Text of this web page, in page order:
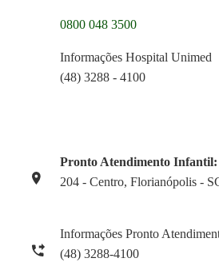
0800 048 3500
Informações Hospital Unimed
(48) 3288 - 4100
Pronto Atendimento Infantil:
204 - Centro, Florianópolis -
Informações Pronto
(48) 3288-4100